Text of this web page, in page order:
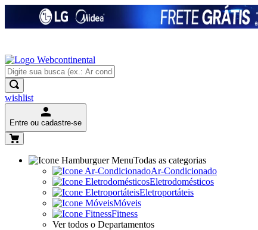
wishlist
Entre ou cadastre-se
Todas as categorias
Ar-Condicionado
Eletrodomésticos
Eletroportáteis
Móveis
Fitness
Ver todos o Departamentos